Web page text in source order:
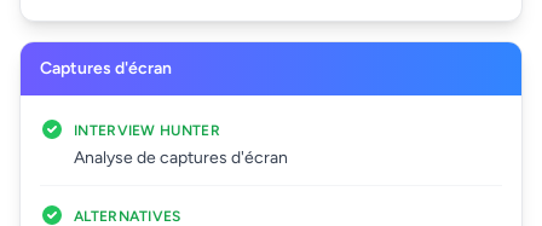
Captures d'écran
INTERVIEW HUNTER
Analyse de captures d'écran
ALTERNATIVES